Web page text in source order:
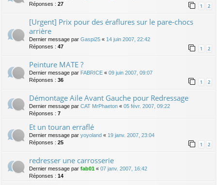
Réponses : 27 1 2
[Urgent] Prix pour des éraflures sur le pare-chocs
arrière
Dernier message par Gaspi25 « 14 juin 2007, 22:42
Réponses : 47 1 2
Peinture MATE ?
Dernier message par FABRICE « 09 juin 2007, 09:07
Réponses : 36 1 2
Démontage Aile Avant Gauche pour Redressage
Dernier message par CAT MrPhaeton « 05 févr. 2007, 09:22
Réponses : 7
Et un touran erraflé
Dernier message par yoyoland « 19 janv. 2007, 23:04
Réponses : 25 1 2
redresser une carrosserie
Dernier message par fab01 « 07 janv. 2007, 16:42
Réponses : 14